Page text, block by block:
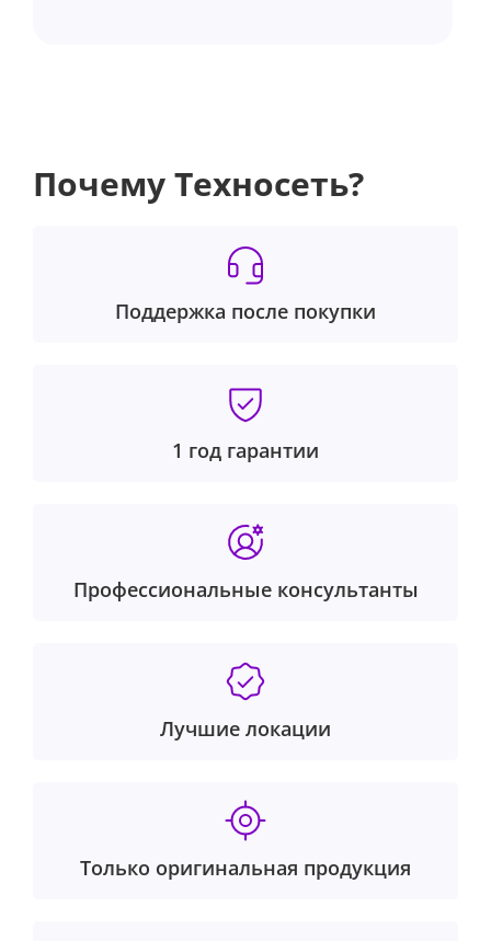
Почему Техносеть?
Поддержка после покупки
1 год гарантии
Профессиональные консультанты
Лучшие локации
Только оригинальная продукция